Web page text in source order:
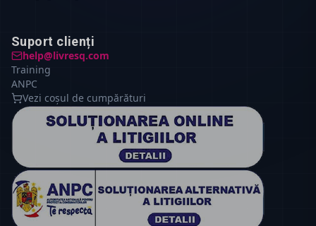
Suport clienți
help@livresq.com
Training
ANPC
Vezi coșul de cumpărături